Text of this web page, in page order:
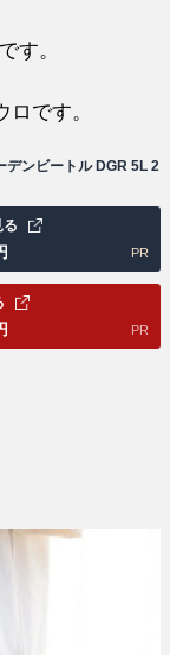
です。
です。
ンビートル DGR 5L 2
PR
PR